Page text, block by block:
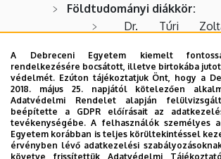
Földtudományi diákkör:
Dr. Túri
Tanszék
Kémiai Intézet:
Dr. Kiss Attila
Szerves Kémiai Tanszék
A Debreceni Egyetem kiemelt
rendelkezésére bocsátott, illetve birtokába
védelmét. Ezúton tájékoztatjuk Önt, hogy a
2018. május 25. napjától kötelezően
Adatvédelmi Rendelet alapján
beépítette a GDPR előírásait az
tevékenységébe. A felhasználók személyes
Egyetem korábban is teljes körültekintéssel
érvényben lévő adatkezelési
követve frissítettük Adatvédelmi